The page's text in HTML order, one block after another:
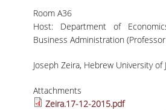
ΤΕΧΝΟΛΟΓΙΚΗ
ΙΣΟΤΗΤΑ ΦΥΛΩΝ
Room A36
Host: Department of
Business Administration
Joseph Zeira, Hebrew University of
Attachments
Zeira.17-12-2015.pdf